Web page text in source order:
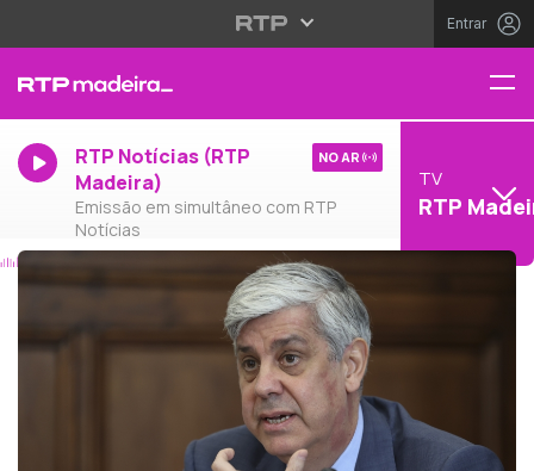
Entrar
RTP Notícias (RTP
Madeira)
Emissão em simultâneo com RTP
Notícias
NO AR
TV
RTP